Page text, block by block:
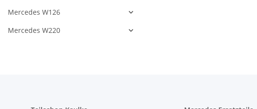
Mercedes W126
Mercedes W220